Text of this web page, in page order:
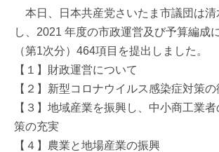
本日、日本共産党さいたま市議団は清
し、2021 年度の市政運営及び予算編成
（第1次分）464項目を提出しました。
【１】財政運営について
【２】新型コロナウイルス感染症対策
【３】地域産業を振興し、中小商工業
策の充実
【４】農業と地場産業の振興